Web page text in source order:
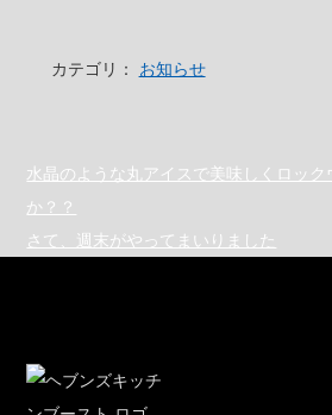
カテゴリ： お知らせ
水晶のような丸アイスで美味しくロック
か？？
さて、週末がやってまいりました